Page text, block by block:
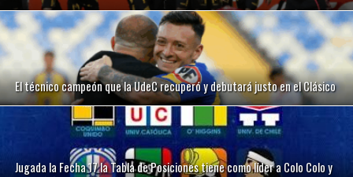
El técnico campeón que la UdeC recuperó y debutará justo en el Clásico
Jugada la Fecha 17 la Tabla de Posiciones tiene como líder a Colo Colo y